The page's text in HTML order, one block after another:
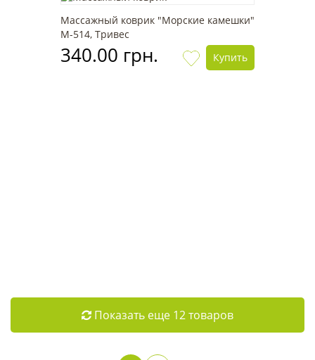
Массажный коврик "Морские камешки"
М-514, Тривес
340.00 грн. Купить
Показать еще 12 товаров